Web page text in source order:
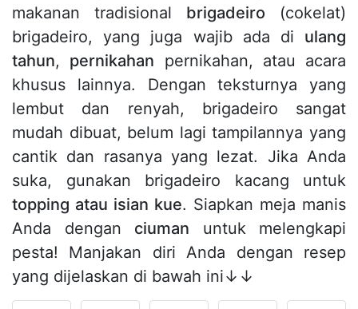
makanan tradisional brigadeiro (cokelat)
brigadeiro, yang juga wajib ada di ulang
tahun, pernikahan pernikahan, atau acara
khusus lainnya. Dengan teksturnya yang
lembut dan renyah, brigadeiro sangat
mudah dibuat, belum lagi tampilannya yang
cantik dan rasanya yang lezat. Jika Anda
suka, gunakan brigadeiro kacang untuk
topping atau isian kue. Siapkan meja manis
Anda dengan ciuman untuk melengkapi
pesta! Manjakan diri Anda dengan resep
yang dijelaskan di bawah ini↓↓